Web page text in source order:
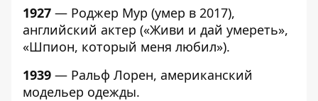
1927 — Роджер Мур (умер в 2017),
английский актер («Живи и дай умереть»,
«Шпион, который меня любил»).
1939 — Ральф Лорен, американский
модельер одежды.